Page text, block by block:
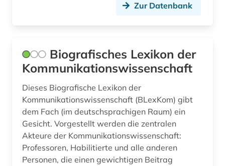
Zur Datenbank
Biografisches Lexikon der
Kommunikationswissenschaft
Dieses Biografische Lexikon der
Kommunikationswissenschaft (BLexKom) gibt
dem Fach (im deutschsprachigen Raum) ein
Gesicht. Vorgestellt werden die zentralen
Akteure der Kommunikationswissenschaft:
Professoren, Habilitierte und alle anderen
Personen, die einen gewichtigen Beitrag